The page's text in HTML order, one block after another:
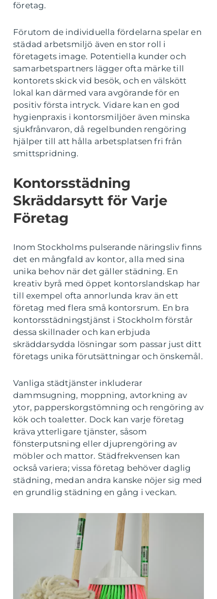
företag.
Förutom de individuella fördelarna spelar en
städad arbetsmiljö även en stor roll i
företagets image. Potentiella kunder och
samarbetspartners lägger ofta märke till
kontorets skick vid besök, och en välskött
lokal kan därmed vara avgörande för en
positiv första intryck. Vidare kan en god
hygienpraxis i kontorsmiljöer även minska
sjukfrånvaron, då regelbunden rengöring
hjälper till att hålla arbetsplatsen fri från
smittspridning.
Kontorsstädning
Skräddarsytt för Varje
Företag
Inom Stockholms pulserande näringsliv finns
det en mångfald av kontor, alla med sina
unika behov när det gäller städning. En
kreativ byrå med öppet kontorslandskap har
till exempel ofta annorlunda krav än ett
företag med flera små kontorsrum. En bra
kontorsstädningstjänst i Stockholm förstår
dessa skillnader och kan erbjuda
skräddarsydda lösningar som passar just ditt
företags unika förutsättningar och önskemål.
Vanliga städtjänster inkluderar
dammsugning, moppning, avtorkning av
ytor, papperskorgstömning och rengöring av
kök och toaletter. Dock kan varje företag
kräva ytterligare tjänster, såsom
fönsterputsning eller djuprengöring av
möbler och mattor. Städfrekvensen kan
också variera; vissa företag behöver daglig
städning, medan andra kanske nöjer sig med
en grundlig städning en gång i veckan.